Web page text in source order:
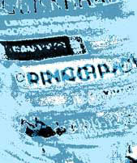
Divisione, si parte il 19